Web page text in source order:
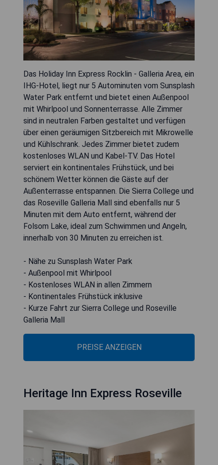
Das Holiday Inn Express Rocklin - Galleria Area, ein
IHG-Hotel, liegt nur 5 Autominuten vom Sunsplash
Water Park entfernt und bietet einen Außenpool
mit Whirlpool und Sonnenterrasse. Alle Zimmer
sind in neutralen Farben gestaltet und verfügen
über einen geräumigen Sitzbereich mit Mikrowelle
und Kühlschrank. Jedes Zimmer bietet zudem
kostenloses WLAN und Kabel-TV. Das Hotel
serviert ein kontinentales Frühstück, und bei
schönem Wetter können die Gäste auf der
Außenterrasse entspannen. Die Sierra College und
das Roseville Galleria Mall sind ebenfalls nur 5
Minuten mit dem Auto entfernt, während der
Folsom Lake, ideal zum Schwimmen und Angeln,
innerhalb von 30 Minuten zu erreichen ist.
- Nähe zu Sunsplash Water Park
- Außenpool mit Whirlpool
- Kostenloses WLAN in allen Zimmern
- Kontinentales Frühstück inklusive
- Kurze Fahrt zur Sierra College und Roseville
Galleria Mall
PREISE ANZEIGEN
Heritage Inn Express Roseville